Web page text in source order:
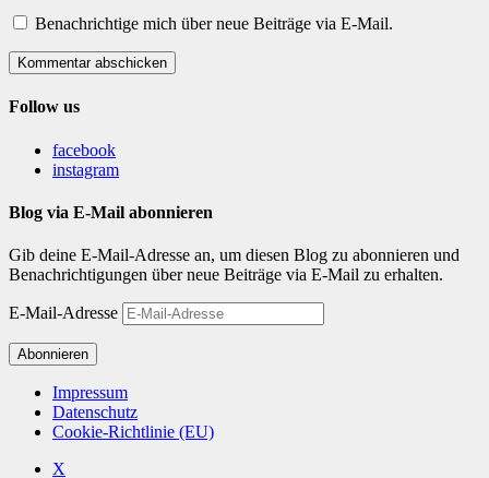
Benachrichtige mich über neue Beiträge via E-Mail.
Kommentar abschicken
Follow us
facebook
instagram
Blog via E-Mail abonnieren
Gib deine E-Mail-Adresse an, um diesen Blog zu abonnieren und
Benachrichtigungen über neue Beiträge via E-Mail zu erhalten.
E-Mail-Adresse
Abonnieren
Impressum
Datenschutz
Cookie-Richtlinie (EU)
X